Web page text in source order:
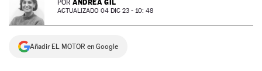
NEWSLETTER
SÍGUENOS
POR ANDREA GIL
ACTUALIZADO 04 DIC 23 - 10: 48
Añadir EL MOTOR en Google